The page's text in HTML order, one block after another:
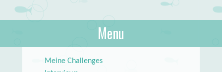
About Books
lilstar.de
Menu
Meine Challenges